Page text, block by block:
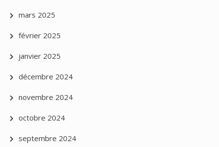
mars 2025
février 2025
janvier 2025
décembre 2024
novembre 2024
octobre 2024
septembre 2024